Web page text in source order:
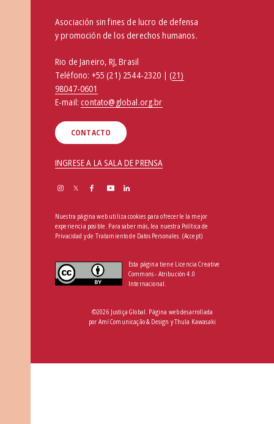
Asociación sin fines de lucro de defensa
y promoción de los derechos humanos.
Rio de Janeiro, RJ, Brasil
Teléfono: +55 (21) 2544-2320 | (21)
98047-0601
E-mail:contato@global.org.br
CONTACTO
INGRESE A LA SALA DE PRENSA
Nuestra página web utiliza cookies para ofrecerle la mejor
experiencia posible. Para saber más, lea nuestra Política de
Privacidad y de Tratamiento de Datos Personales (Accept)
Esta página tiene Licencia Creative
Commons - Atribución 4.0
Internacional.
©2026 Justiça Global. Página web desarrollada
por Amí Comunicação & Design yThula Kawasaki